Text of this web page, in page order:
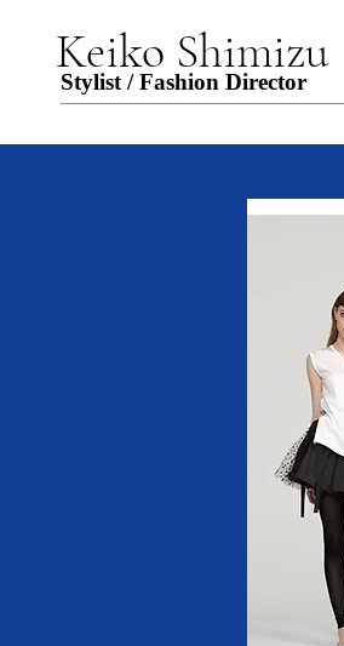
Keiko Shimizu
Stylist / Fashion Director